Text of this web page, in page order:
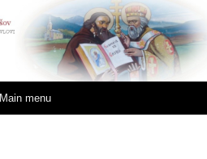
Gréckokatolícka cirkev
| Farnosť Kojšov
Main menu